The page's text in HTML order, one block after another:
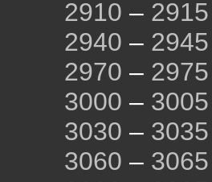
2910 – 2915
2940 – 2945
2970 – 2975
3000 – 3005
3030 – 3035
3060 – 3065